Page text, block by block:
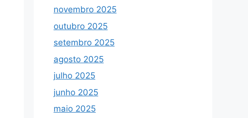
novembro 2025
outubro 2025
setembro 2025
agosto 2025
julho 2025
junho 2025
maio 2025